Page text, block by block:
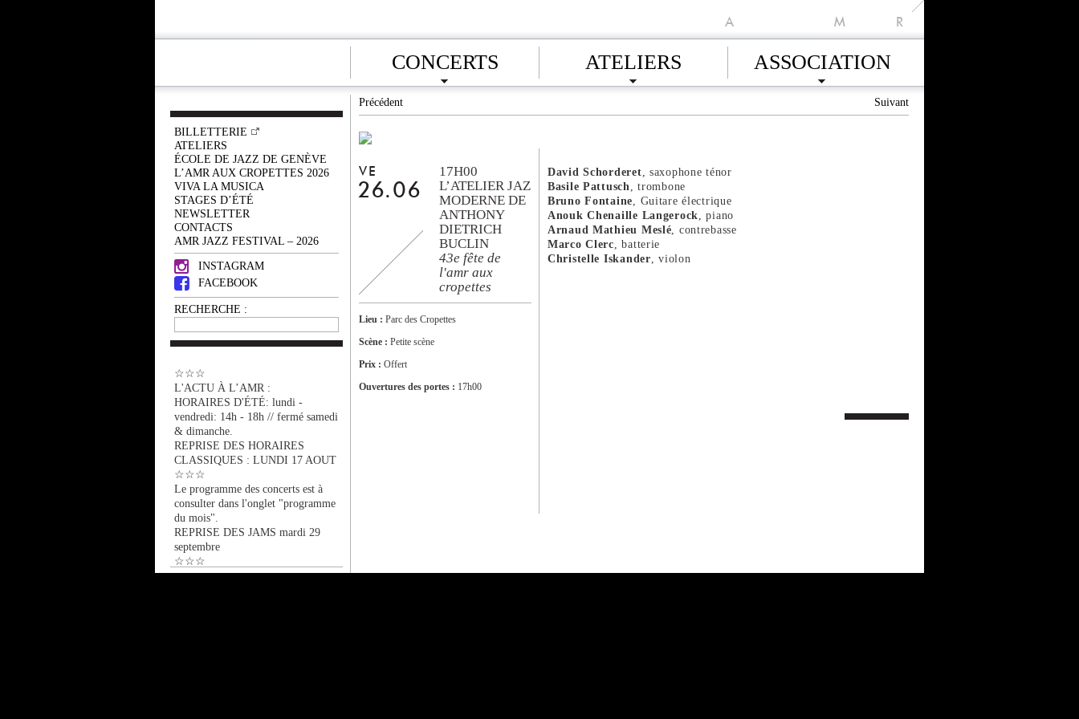
A M R
CONCERTS ATELIERS ASSOCIATION
BILLETTERIE
ATELIERS
ÉCOLE DE JAZZ DE GENÈVE
L’AMR AUX CROPETTES 2026
VIVA LA MUSICA
STAGES D’ÉTÉ
NEWSLETTER
CONTACTS
AMR JAZZ FESTIVAL – 2026
INSTAGRAM
FACEBOOK
RECHERCHE :
☆☆☆
L'ACTU À L’AMR :
HORAIRES D'ÉTÉ: lundi -
vendredi: 14h - 18h // fermé samedi
& dimanche.
REPRISE DES HORAIRES
CLASSIQUES : LUNDI 17 AOUT
☆☆☆
Le programme des concerts est à
consulter dans l'onglet "programme
du mois".
REPRISE DES JAMS mardi 29
septembre
☆☆☆
Précédent Suivant
VE
26.06
17H00
L’ATELIER JAZZ
MODERNE DE
ANTHONY
DIETRICH
BUCLIN
43e fête de
l'amr aux
cropettes
Lieu : Parc des Cropettes
Scène : Petite scène
Prix : Offert
Ouvertures des portes : 17h00
David Schorderet , saxophone ténor
Basile Pattusch
, trombone
Bruno Fontaine , Guitare électrique
Anouk Chenaille Langerock , piano
Arnaud Mathieu Meslé , contrebasse
Marco Clerc , batterie
Christelle Iskander , violon